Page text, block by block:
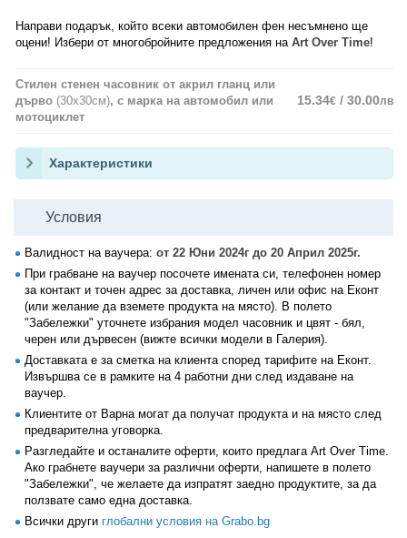
Направи подарък, който всеки автомобилен фен несъмнено ще
оцени! Избери от многобройните предложения на Art Over Time!
Стилен стенен часовник от акрил гланц или
дърво (30х30см), с марка на автомобил или
мотоциклет
15.34€ / 30.00лв
Характеристики
Условия
Валидност на ваучера: от 22 Юни 2024г до 20 Април 2025г.
При грабване на ваучер посочете имената си, телефонен номер
за контакт и точен адрес за доставка, личен или офис на Еконт
(или желание да вземете продукта на място). В полето
"Забележки" уточнете избрания модел часовник и цвят - бял,
черен или дървесен (вижте всички модели в Галерия).
Доставката е за сметка на клиента според тарифите на Еконт.
Извършва се в рамките на 4 работни дни след издаване на
ваучер.
Клиентите от Варна могат да получат продукта и на място след
предварителна уговорка.
Разгледайте и останалите оферти, които предлага Art Over Time.
Ако грабнете ваучери за различни оферти, напишете в полето
"Забележки", че желаете да изпратят заедно продуктите, за да
ползвате само една доставка.
Всички други глобални условия на Grabo.bg